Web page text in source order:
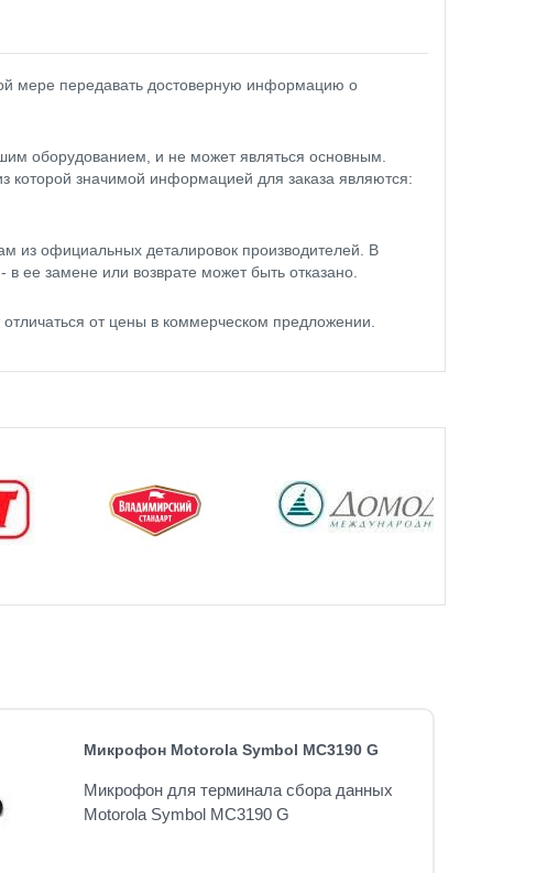
мере передавать достоверную информацию о
оборудованием, и не может являться основным.
которой значимой информацией для заказа являются:
из официальных деталировок производителей. В
ее замене или возврате может быть отказано.
от цены в коммерческом предложении.
Микрофон Motorola Symbol MC3190 G
Микрофон для терминала сбора данных
Motorola Symbol MC3190 G